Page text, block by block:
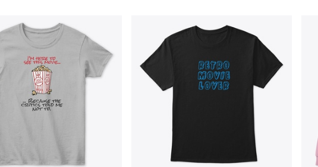
Women's Classic Tee
US$ 23,99
Heavy Tee
US$ 44,99
Next Level 3600 | Premium Ring-Spun Cotton T-Shirt